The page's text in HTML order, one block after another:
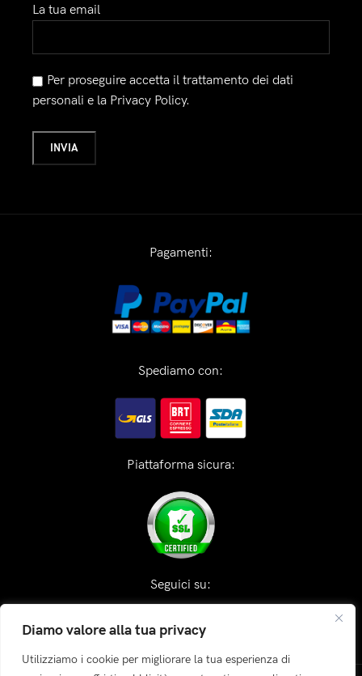
Diamo valore alla tua privacy
Utilizziamo i cookie per migliorare la tua esperienza di
La tua email
Per proseguire accetta il trattamento dei dati
personali e la Privacy Policy.
Pagamenti:
Spediamo con:
Piattaforma sicura:
Seguici su: